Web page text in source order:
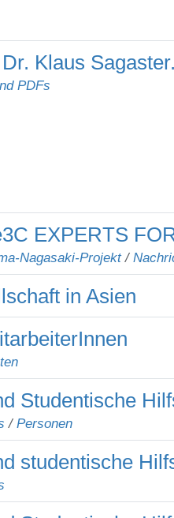
Klaus
PDFs
EXPERTS
Nagasaki-Projekt /
in Asien
Studentische
/ Personen
studentische